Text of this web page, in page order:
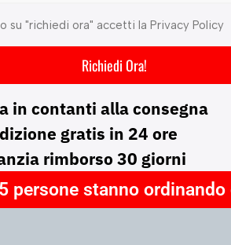
su "richiedi ora" accetti la Privacy Policy
Richiedi Ora!
in contanti alla consegna
gratis in 24 ore
rimborso 30 giorni
persone stanno ordinando